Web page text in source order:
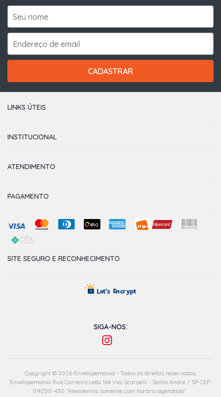
CADASTRAR
LINKS ÚTEIS
INSTITUCIONAL
ATENDIMENTO
PAGAMENTO
SITE SEGURO E RECONHECIMENTO
SIGA-NOS:
Copyright © 2026 Envelopemania - Todos os direitos reservados.
Envelopemania Rua Carneiro Leão 144 Vila Scarpelli - Santo André / SP CEP:
09050-430 *Atendemos somente com horário agendado* .